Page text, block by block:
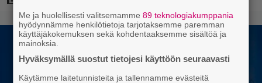
Me ja huolellisesti valitsemamme89 teknologiakumppania
hyödynnämme henkilötietoja tarjotaksemme paremman
käyttäjäkokemuksen sekä kohdentaaksemme sisältöä ja
mainoksia.
Hyväksymällä suostut tietojesi käyttöön seuraavasti
Käytämme laitetunnisteita ja tallennamme evästeitä